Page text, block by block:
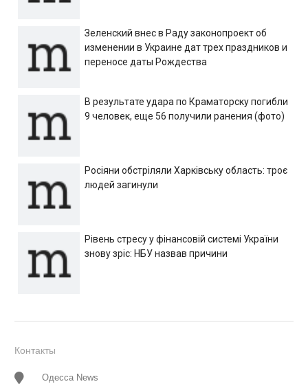
Зеленский внес в Раду законопроект об
изменении в Украине дат трех праздников и
переносе даты Рождества
В результате удара по Краматорску погибли
9 человек, еще 56 получили ранения (фото)
Росіяни обстріляли Харківську область: троє
людей загинули
Рівень стресу у фінансовій системі України
знову зріс: НБУ назвав причини
Контакты
Одесса News